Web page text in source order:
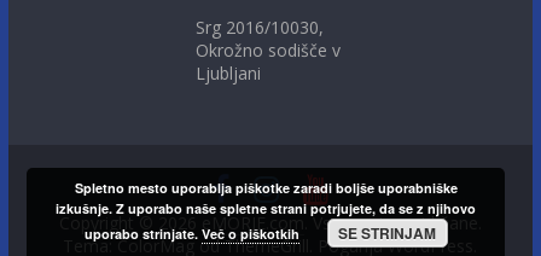
Srg 2016/10030,
Okrožno sodišče v
Ljubljani
Copyright © 2026 eMORJE.com
. Vse pravice pridržane.
Tema: ColorMag odThemeGrill . PoganjaWordPress
Spletno mesto uporablja piškotke zaradi boljše uporabniške
izkušnje. Z uporabo naše spletne strani potrjujete, da se z njihovo
uporabo strinjate. Več o piškotkih SE STRINJAM